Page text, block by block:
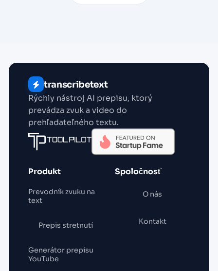
transcribetext
Rýchly nástroj AI prepisu, ktorý
prevádza zvuk a video do
prehľadateľného textu.
Produkt
Prevodník zvuku na
text
Prepis stretnutí
Generátor prepisu
YouTube
Spoločnosť
O nás
Kontakt